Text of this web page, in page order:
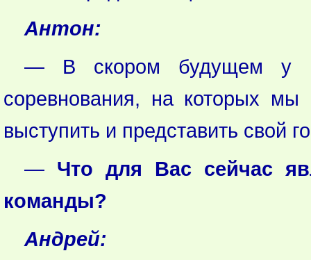
Антон:
— В скором будущем у
соревнования, на которых мы
выступить и представить свой
— Что для Вас сейчас
команды?
Андрей: